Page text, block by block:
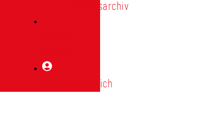
Vereinsarchiv
Mitgliederbereich